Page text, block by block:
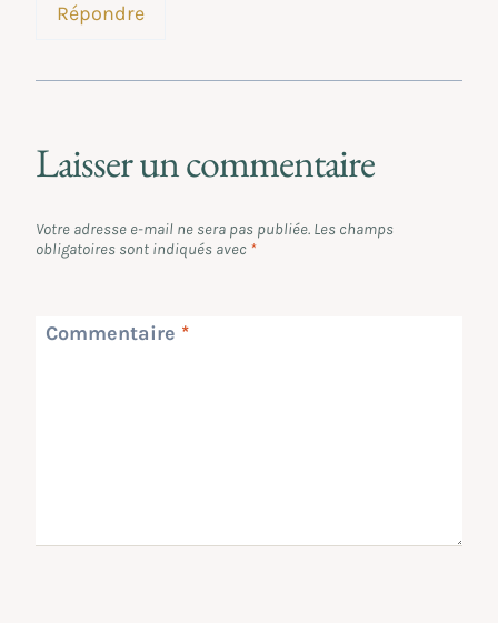
Répondre
Laisser un commentaire
Votre adresse e-mail ne sera pas publiée. Les champs
obligatoires sont indiqués avec *
Commentaire *